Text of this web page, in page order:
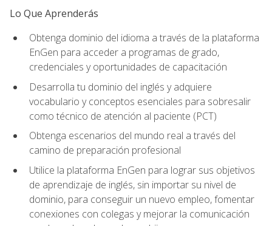
Lo Que Aprenderás
Obtenga dominio del idioma a través de la plataforma
EnGen para acceder a programas de grado,
credenciales y oportunidades de capacitación
Desarrolla tu dominio del inglés y adquiere
vocabulario y conceptos esenciales para sobresalir
como técnico de atención al paciente (PCT)
Obtenga escenarios del mundo real a través del
camino de preparación profesional
Utilice la plataforma EnGen para lograr sus objetivos
de aprendizaje de inglés, sin importar su nivel de
dominio, para conseguir un nuevo empleo, fomentar
conexiones con colegas y mejorar la comunicación